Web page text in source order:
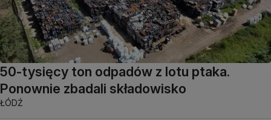
50-tysięcy ton odpadów z lotu ptaka.
Ponownie zbadali składowisko
ŁÓDŹ